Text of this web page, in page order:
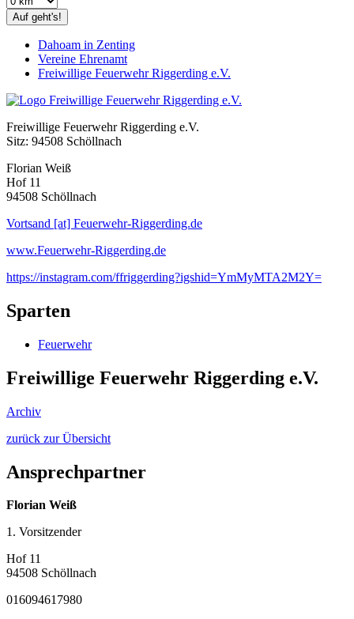
Auf geht's!
Dahoam in Zenting
Vereine Ehrenamt
Freiwillige Feuerwehr Riggerding e.V.
Freiwillige Feuerwehr Riggerding e.V.
Sitz: 94508 Schöllnach
Florian Weiß
Hof 11
94508 Schöllnach
Vortsand [at] Feuerwehr-Riggerding.de
www.Feuerwehr-Riggerding.de
https://instagram.com/ffriggerding?igshid=YmMyMTA2M2Y=
Sparten
Feuerwehr
Freiwillige Feuerwehr Riggerding e.V.
Archiv
zurück zur Übersicht
Ansprechpartner
Florian Weiß
1. Vorsitzender
Hof 11
94508 Schöllnach
016094617980